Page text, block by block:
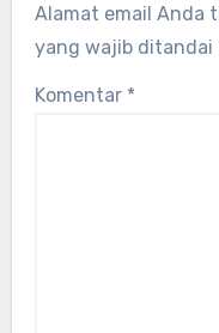
Alamat email Anda
yang wajib ditandai
Komentar *